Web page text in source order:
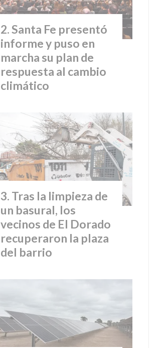
Santa Fe presentó
informe y puso en
marcha su plan de
respuesta al cambio
climático
Tras la limpieza de
un basural, los
vecinos de El Dorado
recuperaron la plaza
del barrio